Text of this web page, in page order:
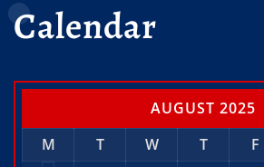
Calendar
AUGUST 2025
M
T W T F